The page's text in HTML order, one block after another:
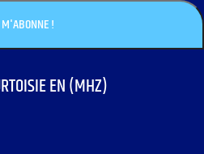
EN (MHZ)